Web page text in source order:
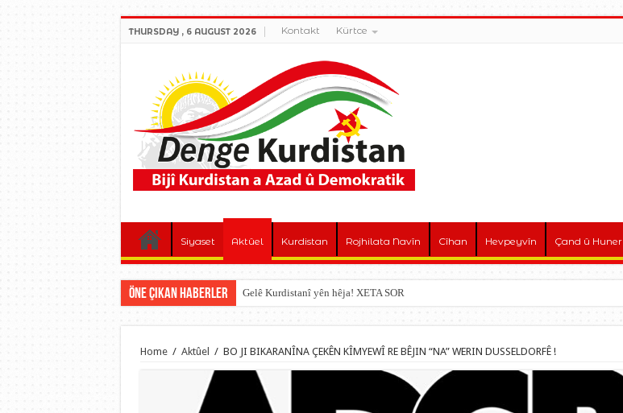
THURSDAY , 6 AUGUST 2026 Kontakt Kürtce
Siyaset Aktûel Kurdistan Rojhilata Navîn Cîhan Hevpeyvîn Çand û Huner
Öne çıkan Haberler Gelê Kurdistanî yên hêja! XETA SOR
Home / Aktûel / BO JI BIKARANÎNA ÇEKÊN KÎMYEWÎ RE BÊJIN “NA” WERIN DUSSELDORFÊ !